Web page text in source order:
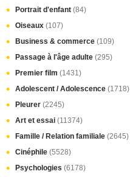
Portrait d'enfant (84)
Oiseaux (107)
Business & commerce (109)
Passage à l'âge adulte (295)
Premier film (1431)
Adolescent / Adolescence (1718)
Pleurer (2245)
Art et essai (11374)
Famille / Relation familiale (2645)
Cinéphile (5528)
Psychologies (6178)